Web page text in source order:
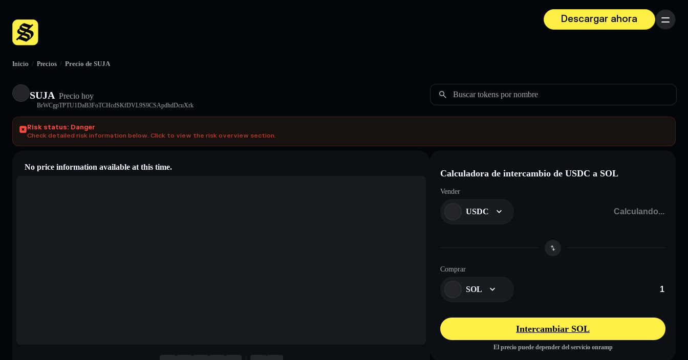
Descargar ahora
Menú
Inicio / Precios / Precio de SUJA
SUJA Precio hoy
BrWCgpTPTU1DaB3FoTCHcdSKfDVL9S9CSApdhdDcuXrk
Buscar tokens por nombre
Risk status: Danger
Check detailed risk information below. Click to view the risk overview section.
No price information available at this time.
Calculadora de intercambio de USDC a SOL
Vender
USDC
Comprar
SOL
Intercambiar SOL
El precio puede depender del servicio onramp